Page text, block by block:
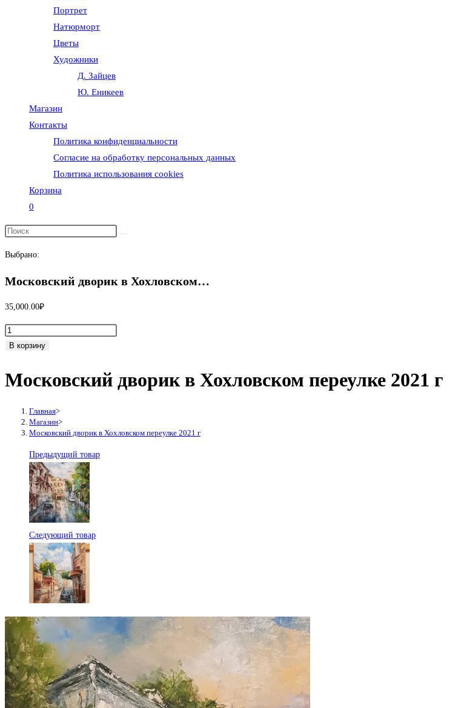
Портрет
Натюрморт
Цветы
Художники
Д. Зайцев
Ю. Еникеев
Магазин
Контакты
Политика конфиденциальности
Согласие на обработку персональных данных
Политика использования cookies
Корзина
0
поиск
по
сайту
Выбрано:
Московский дворик в Хохловском…
35,000.00₽
Количество
товара
дворик
переулке
В корзину
Московский дворик в Хохловском переулке 2021 г
Главная>
Магазин>
Московский дворик в Хохловском переулке 2021 г
Предыдущий товар
Следующий товар